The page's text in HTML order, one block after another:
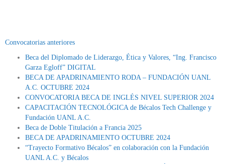
Convocatorias anteriores
Beca del Diplomado de Liderazgo, Ética y Valores, “Ing. Francisco
Garza Egloff” DIGITAL
BECA DE APADRINAMIENTO RODA – FUNDACIÓN UANL
A.C. OCTUBRE 2024
CONVOCATORIA BECA DE INGLÉS NIVEL SUPERIOR 2024
CAPACITACIÓN TECNOLÓGICA de Bécalos Tech Challenge y
Fundación UANL A.C.
Beca de Doble Titulación a Francia 2025
BECA DE APADRINAMIENTO OCTUBRE 2024
“Trayecto Formativo Bécalos” en colaboración con la Fundación
UANL A.C. y Bécalos